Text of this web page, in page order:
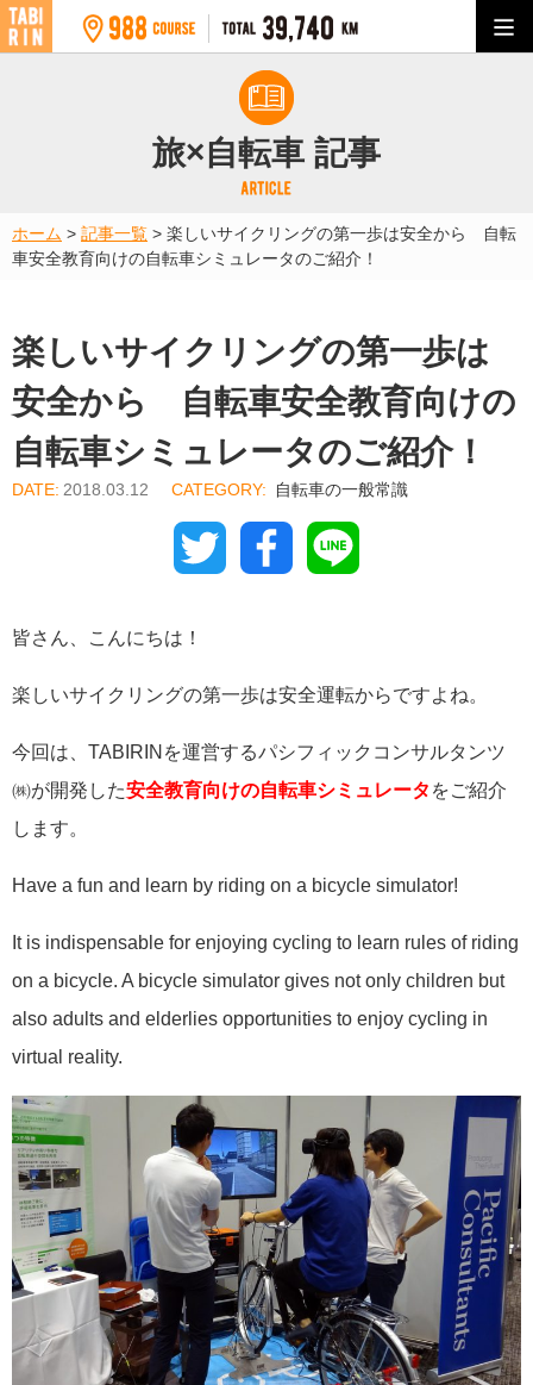
旅×自転車 記事
ホーム > 記事一覧 > 楽しいサイクリングの第一歩は安全から 自転
車安全教育向けの自転車シミュレータのご紹介！
楽しいサイクリングの第一歩は
安全から 自転車安全教育向けの
自転車シミュレータのご紹介！
2018.03.12 自転車の一般常識
Twitter Facebook
皆さん、こんにちは！
楽しいサイクリングの第一歩は安全運転からですよね。
今回は、TABIRINを運営するパシフィックコンサルタンツ
㈱が開発した安全教育向けの自転車シミュレータ をご紹介
します。
Have a fun and learn by riding on a bicycle simulator!
It is indispensable for enjoying cycling to learn rules of riding
on a bicycle. A bicycle simulator gives not only children but
also adults and elderlies opportunities to enjoy cycling in
virtual reality.